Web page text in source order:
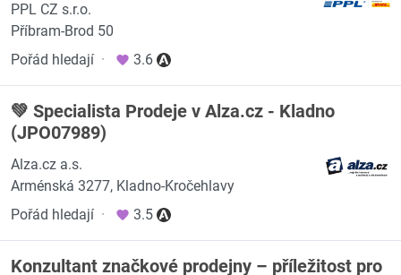
PPL CZ s.r.o.
Příbram-Brod 50
Pořád hledají · 3.6
💚 Specialista Prodeje v Alza.cz - Kladno
(JPO07989)
Alza.cz a.s.
Arménská 3277, Kladno-Kročehlavy
Pořád hledají · 3.5
Konzultant značkové prodejny – příležitost pro